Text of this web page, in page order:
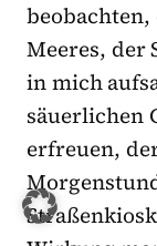
beobachten,
Meeres, der
in mich
säuerlichen
erfreuen,